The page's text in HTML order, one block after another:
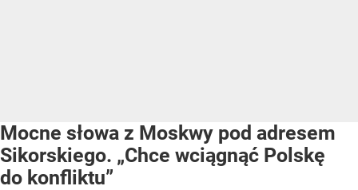
Mocne słowa z Moskwy pod adresem
Sikorskiego. „Chce wciągnąć Polskę
do konfliktu”